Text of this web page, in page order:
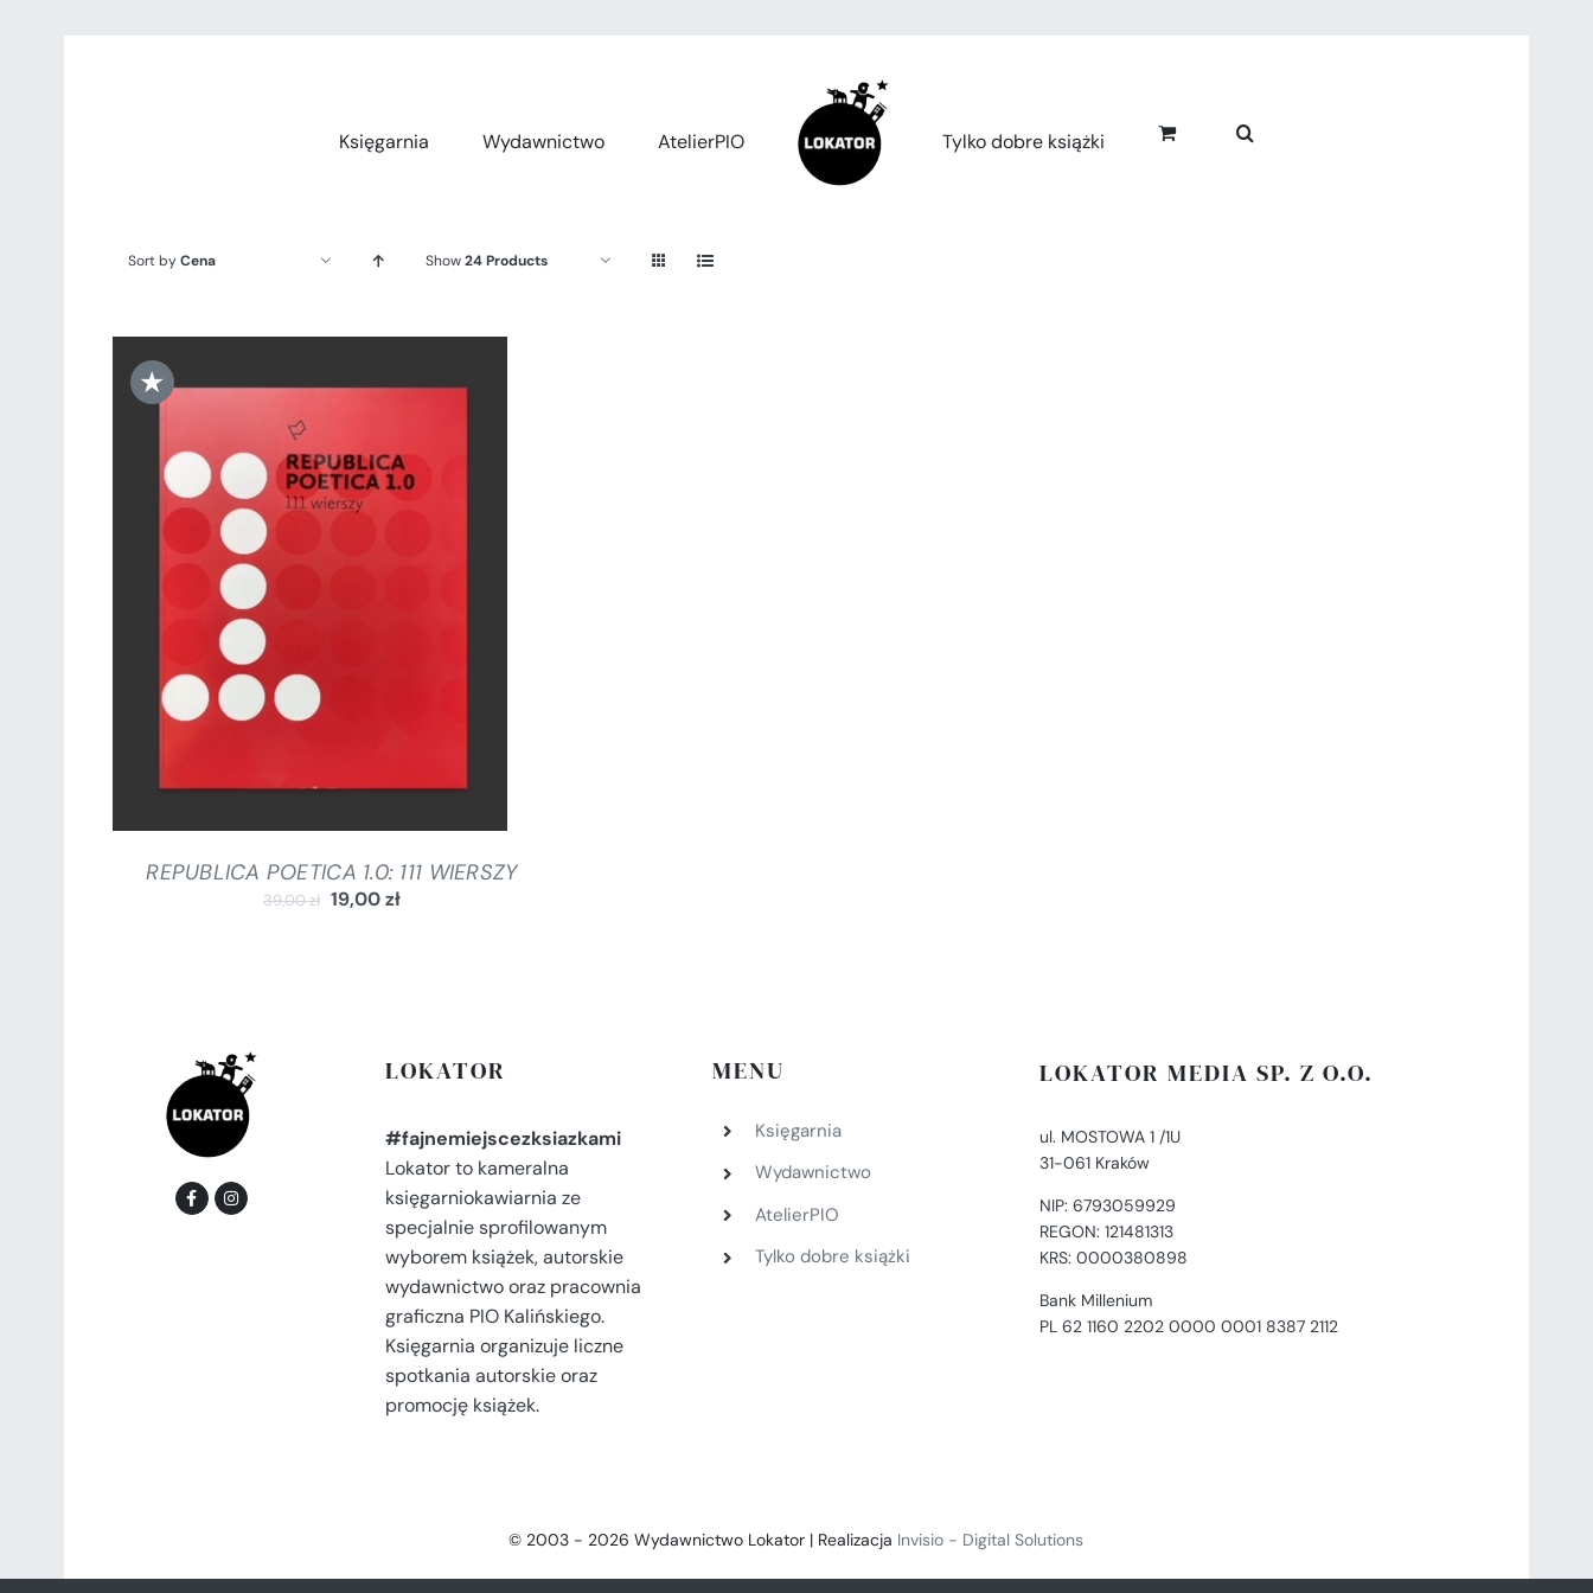
Księgarnia
Wydawnictwo AtelierPIO Tylko dobre książki
Sort byCena Show24 Products
★
DODAJ DO KOSZYKA
REPUBLICA POETICA 1.0: 111 WIERSZY
39,00zł 19,00zł
LOKATOR
#fajnemiejscezksiazkami
Lokator to kameralna
księgarniokawiarnia ze
specjalnie sprofilowanym
wyborem książek, autorskie
wydawnictwo oraz pracownia
graficzna PIO Kalińskiego.
Księgarnia organizuje liczne
spotkania autorskie oraz
promocję książek.
MENU
Księgarnia
Wydawnictwo
AtelierPIO
Tylko dobre książki
LOKATOR MEDIA SP. Z O.O.
ul. MOSTOWA 1 /1U
31-061 Kraków
NIP: 6793059929
REGON: 121481313
KRS: 0000380898
Bank Millenium
PL 62 1160 2202 0000 0001 8387 2112
© 2003 - 2026 Wydawnictwo Lokator | Realizacja Invisio - Digital Solutions